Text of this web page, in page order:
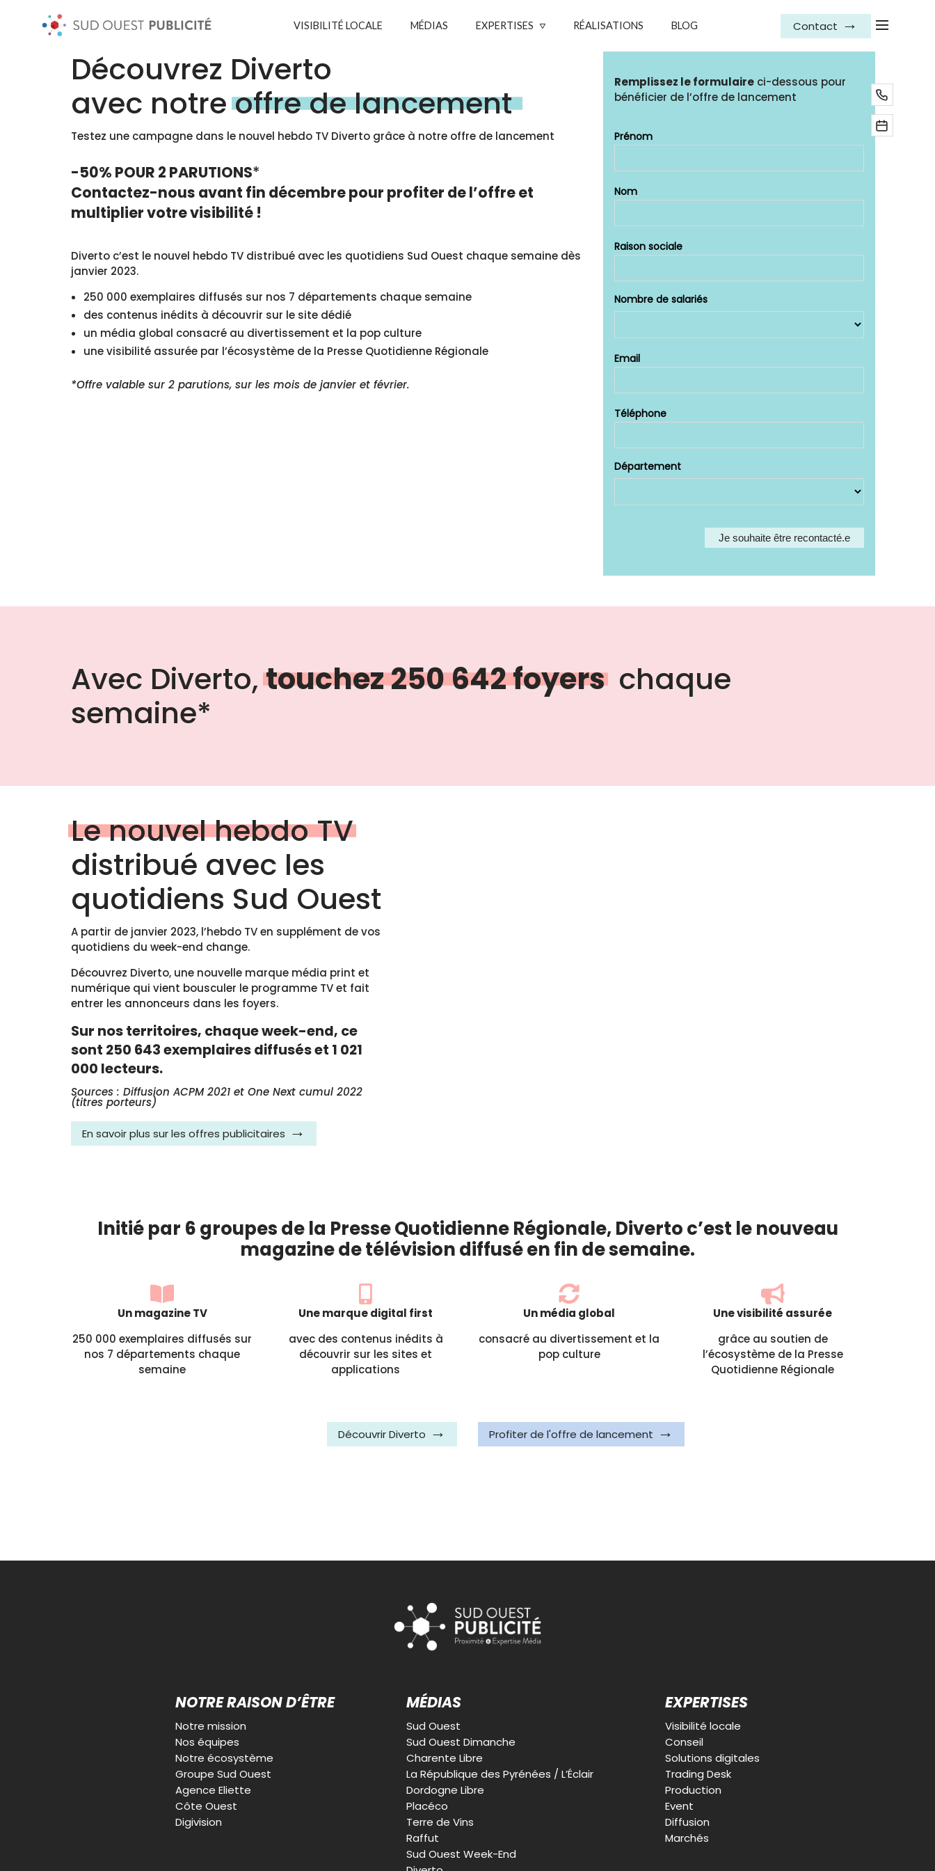
VISIBILITÉ LOCALE MÉDIAS EXPERTISES RÉALISATIONS BLOG Contact
Découvrez Diverto
avec notreoffre de lancement
Testez une campagne dans le nouvel hebdo TV Diverto grâce à notre offre de lancement
-50% POUR 2 PARUTIONS*
Contactez-nous avant fin décembre pour profiter de l’offre et
multiplier votre visibilité !
Diverto c’est le nouvel hebdo TV distribué avec les quotidiens Sud Ouest chaque semaine dès
janvier 2023.
250 000 exemplaires diffusés sur nos 7 départements chaque semaine
des contenus inédits à découvrir sur le site dédié
un média global consacré au divertissement et la pop culture
une visibilité assurée par l’écosystème de la Presse Quotidienne Régionale
*Offre valable sur 2 parutions, sur les mois de janvier et février.
Remplissez le formulaire ci-dessous pour
bénéficier de l’offre de lancement
Avec Diverto,touchez 250 642 foyers chaque
semaine*
Le nouvel hebdo TV
distribué avec les
quotidiens Sud Ouest
A partir de janvier 2023, l’hebdo TV en supplément de vos
quotidiens du week-end change.
Découvrez Diverto, une nouvelle marque média print et
numérique qui vient bousculer le programme TV et fait
entrer les annonceurs dans les foyers.
Sur nos territoires, chaque week-end, ce
sont 250 643 exemplaires diffusés et 1 021
000 lecteurs.
Sources : Diffusion ACPM 2021 et One Next cumul 2022
(titres porteurs)
En savoir plus sur les offres publicitaires
Initié par 6 groupes de la Presse Quotidienne Régionale, Diverto c’est le nouveau
magazine de télévision diffusé en fin de semaine.
Un magazine TV
250 000 exemplaires diffusés sur
nos 7 départements chaque
semaine
Une marque digital first
avec des contenus inédits à
découvrir sur les sites et
applications
Un média global
consacré au divertissement et la
pop culture
Une visibilité assurée
grâce au soutien de
l’écosystème de la Presse
Quotidienne Régionale
Découvrir Diverto Profiter de l'offre de lancement
NOTRE RAISON D’ÊTRE
Notre mission
Nos équipes
Notre écosystème
Groupe Sud Ouest
Agence Eliette
Côte Ouest
Digivision
MÉDIAS
Sud Ouest
Sud Ouest Dimanche
Charente Libre
La République des Pyrénées / L’Éclair
Dordogne Libre
Placéco
Terre de Vins
Raffut
Sud Ouest Week-End
EXPERTISES
Visibilité locale
Conseil
Solutions digitales
Trading Desk
Production
Event
Diffusion
Marchés